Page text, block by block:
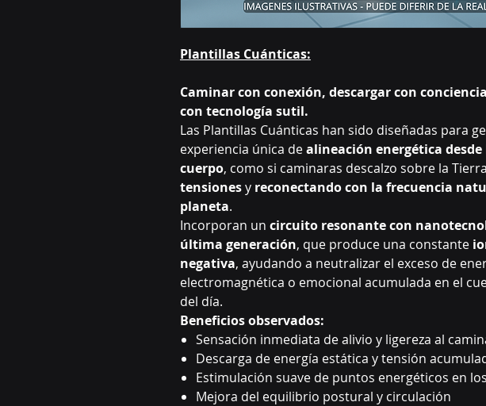
Plantillas Cuánticas:
Caminar con conexión, descargar con
con tecnología sutil.
Las Plantillas Cuánticas han sido diseñadas para
experiencia única dealineación energética desde
cuerpo, como si caminaras descalzo sobre la
tensionesy reconectando con la frecuencia
planeta.
Incorporan un circuito resonante con
última generación, que produce una constante
negativa, ayudando a neutralizar el exceso de
electromagnética o emocional acumulada en el
del día.
Beneficios observados:
Sensación inmediata de alivio y ligereza al
Descarga de energía estática y tensión
Estimulación suave de puntos energéticos en
Mejora del equilibrio postural y circulación